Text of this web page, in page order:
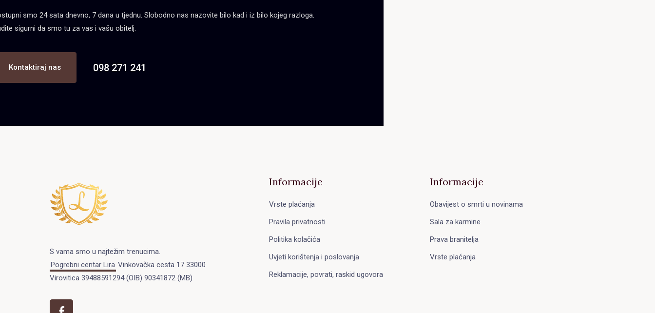
smo 24 sata dnevno, 7 dana u tjednu. Slobodno nas nazovite bilo kad i iz bilo kojeg razloga.
sigurni da smo tu za vas i vašu obitelj.
Kontaktiraj nas 098 271 241
S vama smo u najtežim trenucima.
Pogrebni centar Lira Vinkovačka cesta 17 33000
Virovitica 39488591294 (OIB) 90341872 (MB)
Informacije
Vrste plaćanja
Pravila privatnosti
Politika kolačića
Uvjeti korištenja i poslovanja
Reklamacije, povrati, raskid ugovora
Informacije
Obavijest o smrti u novinama
Sala za karmine
Prava branitelja
Vrste plaćanja